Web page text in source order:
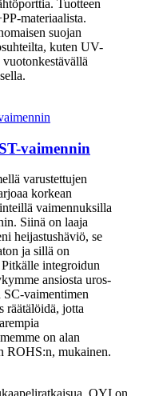
Tuotteen
materiaalista.
suojan
kuten UV-
vaimennin
varustettujen
korkean
vaimennuksilla
Siinä on laaja
heijastushäviö, se
ja sillä on
integroidun
ansiosta uros-
SC-vaimentimen
räätälöidä, jotta
on alan
ROHS:n, ​​mukainen.